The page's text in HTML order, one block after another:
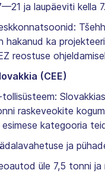
ja laupäeviti kella
hakanud ka
reostuse
(CEE)
raskeveokite
esimese kategooria
ja
üle 7,5 tonni